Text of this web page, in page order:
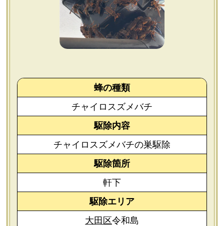
個人情報保護方針
蜂の種類
チャイロスズメバチ
駆除内容
チャイロスズメバチの巣駆除
駆除箇所
軒下
駆除エリア
大田区令和島